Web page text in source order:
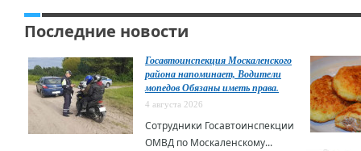
Последние новости
Госавтоинспекция Москаленского
района напоминает, Водители
мопедов Обязаны иметь права.
4 августа 2026
Сотрудники Госавтоинспекции
ОМВД по Москаленскому...